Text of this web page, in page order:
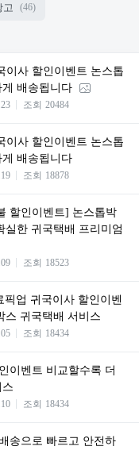
고 (46)
이사 할인이벤트 논스톱
배송됩니다
조회 20484
이사 할인이벤트 논스톱
배송됩니다
조회 18878
할인이벤트] 논스톱박
실한 귀국택배 프리미엄
조회 18523
업 귀국이사 할인이벤
스 귀국택배 서비스
조회 18434
이벤트 비교할수록 더
조회 18434
송으로 빠르고 안전하